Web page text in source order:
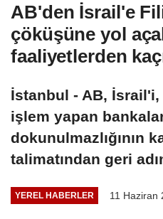
AB'den İsrail'e
çöküşüne yol
faaliyetlerden
İstanbul - AB,
işlem yapan
dokunulmazlığının
talimatından geri
YEREL HABERLER 11 Haziran